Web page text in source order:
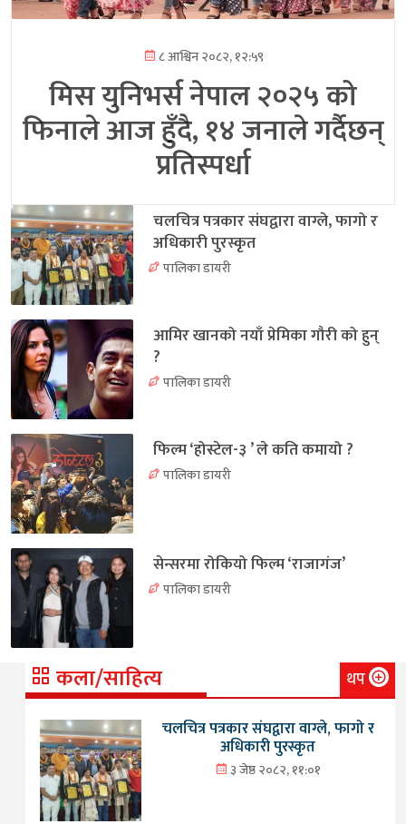
८ आश्विन २०८२, १२:५९
मिस युनिभर्स नेपाल २०२५ को
फिनाले आज हुँदै, १४ जनाले गर्दैछन्
प्रतिस्पर्धा
चलचित्र पत्रकार संघद्वारा वाग्ले, फागो र
अधिकारी पुरस्कृत
पालिका डायरी
आमिर खानको नयाँ प्रेमिका गौरी को हुन्
?
पालिका डायरी
फिल्म ‘होस्टेल-३ ’ ले कति कमायो ?
पालिका डायरी
सेन्सरमा रोकियो फिल्म ‘राजागंज’
पालिका डायरी
कला/साहित्य थप
चलचित्र पत्रकार संघद्वारा वाग्ले, फागो र
अधिकारी पुरस्कृत
३ जेष्ठ २०८२, ११:०१